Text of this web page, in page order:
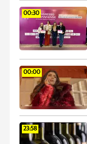
00:30
00:00
23:58